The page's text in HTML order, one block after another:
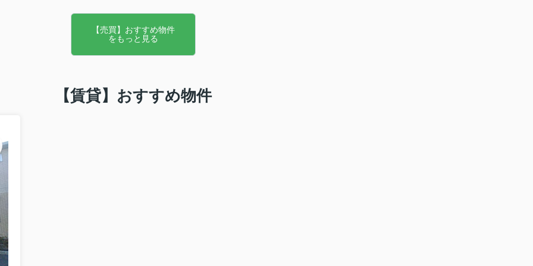
【売買】おすすめ物件
をもっと見る
【賃貸】おすすめ物件